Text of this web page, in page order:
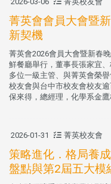
菁英會會員大會暨
新契機
菁英會2026會員大會暨新春
鮮餐廳舉行，董事長張家宜
多位一級主管、與菁英會榮
校友會與台中市校友會校友
保來得，總經理，化學系金
2026-01-31 菁英校友會
策略進化．格局養
盤點與第2屆五大模